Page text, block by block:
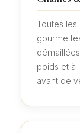
Toutes les
poids et à
avant de